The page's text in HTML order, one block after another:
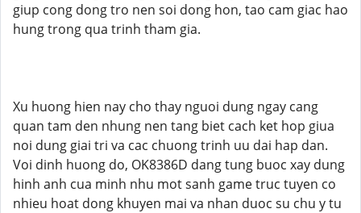
giup cong dong tro nen soi dong hon, tao cam giac hao
hung trong qua trinh tham gia.
Xu huong hien nay cho thay nguoi dung ngay cang
quan tam den nhung nen tang biet cach ket hop giua
noi dung giai tri va cac chuong trinh uu dai hap dan.
Voi dinh huong do, OK8386D dang tung buoc xay dung
hinh anh cua minh nhu mot sanh game truc tuyen co
nhieu hoat dong khuyen mai va nhan duoc su chu y tu